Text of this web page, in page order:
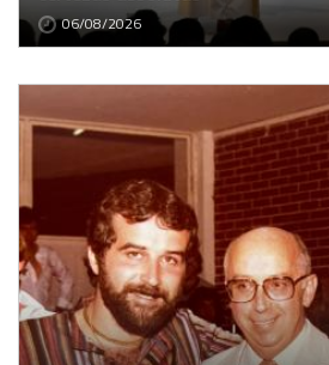
06/08/2026